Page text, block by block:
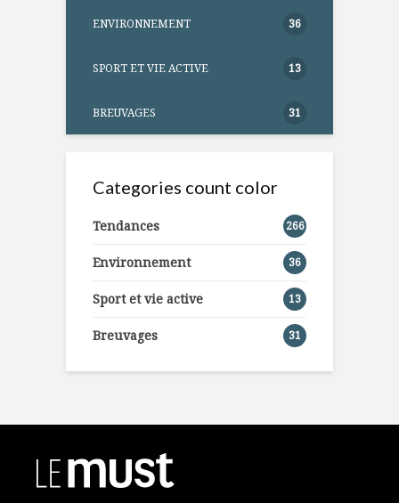
ENVIRONNEMENT 36
SPORT ET VIE ACTIVE 13
BREUVAGES 31
Categories count color
Tendances 266
Environnement 36
Sport et vie active 13
Breuvages 31